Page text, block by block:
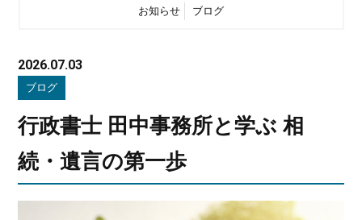
お知らせ ブログ
2026.07.03
ブログ
行政書士 田中事務所と学ぶ 相
続・遺言の第一歩